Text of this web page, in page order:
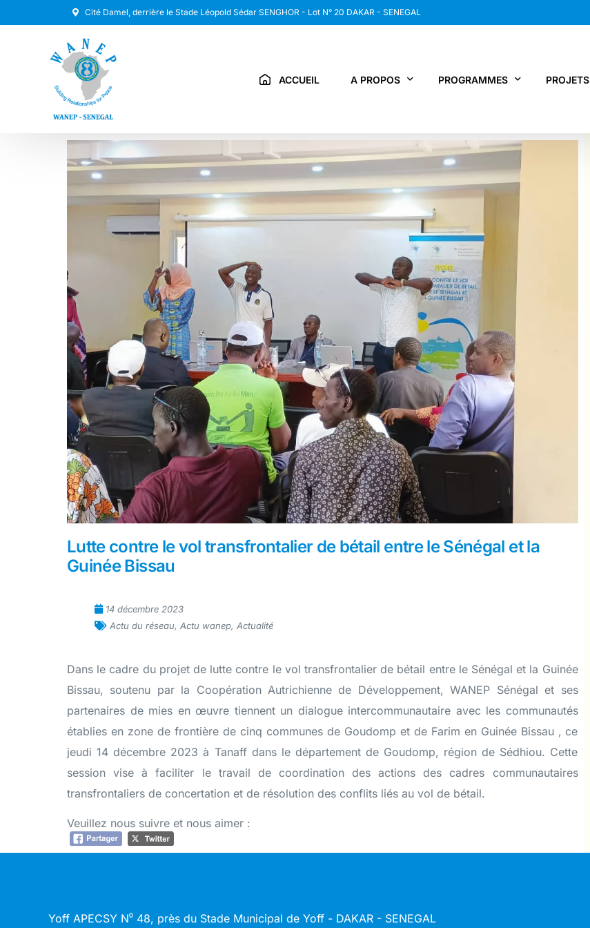
Cité Damel, derrière le Stade Léopold Sédar SENGHOR - Lot N° 20 DAKAR - SENEGAL
ACCUEIL A PROPOS
WANEP SENEGAL
LES MEMBRES DU RESEAU
PROGRAMMES
RCDR
NEWS / SNAP
FPS / WIPNET
EDBG
PROJETS
Lutte contre le vol transfrontalier de bétail entre le Sénégal et la
Guinée Bissau
14 décembre 2023
Actu du réseau, Actu wanep, Actualité
Dans le cadre du projet de lutte contre le vol transfrontalier de bétail entre le Sénégal et la Guinée
Bissau, soutenu par la Coopération Autrichienne de Développement, WANEP Sénégal et ses
partenaires de mies en œuvre tiennent un dialogue intercommunautaire avec les communautés
établies en zone de frontière de cinq communes de Goudomp et de Farim en Guinée Bissau , ce
jeudi 14 décembre 2023 à Tanaff dans le département de Goudomp, région de Sédhiou. Cette
session vise à faciliter le travail de coordination des actions des cadres communautaires
transfrontaliers de concertation et de résolution des conflits liés au vol de bétail.
Veuillez nous suivre et nous aimer :
Yoff APECSY N⁰ 48, près du Stade Municipal de Yoff - DAKAR - SENEGAL